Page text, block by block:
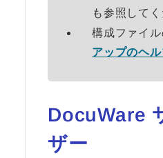
も参照してく
構成ファイル
アップのヘ
DocuWare
ザー